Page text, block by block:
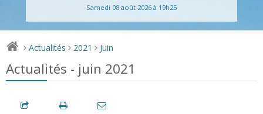
Samedi 08 août 2026 à 19h25
> Actualités > 2021 > Juin
Actualités - juin 2021